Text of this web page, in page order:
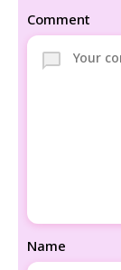
Comment
Name